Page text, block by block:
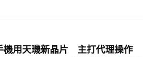
機用天璣新晶片 主打代理操作